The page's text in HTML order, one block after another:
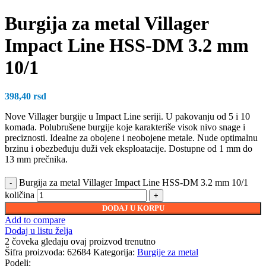
Burgija za metal Villager
Impact Line HSS-DM 3.2 mm
10/1
398,40 rsd
Nove Villager burgije u Impact Line seriji. U pakovanju od 5 i 10
komada. Polubrušene burgije koje karakteriše visok nivo snage i
preciznosti. Idealne za obojene i neobojene metale. Nude optimalnu
brzinu i obezbeđuju duži vek eksploatacije. Dostupne od 1 mm do
13 mm prečnika.
Burgija za metal Villager Impact Line HSS-DM 3.2 mm 10/1
količina
DODAJ U KORPU
Add to compare
Dodaj u listu želja
2 čoveka gledaju ovaj proizvod trenutno
Šifra proizvoda: 62684 Kategorija: Burgije za metal
Podeli: